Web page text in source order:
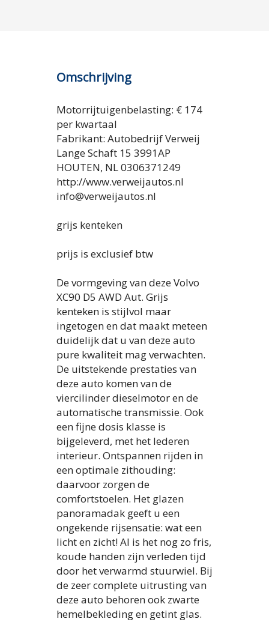
Omschrijving
Motorrijtuigenbelasting: € 174
per kwartaal
Fabrikant: Autobedrijf Verweij
Lange Schaft 15 3991AP
HOUTEN, NL 0306371249
http://www.verweijautos.nl
info@verweijautos.nl
grijs kenteken
prijs is exclusief btw
De vormgeving van deze Volvo
XC90 D5 AWD Aut. Grijs
kenteken is stijlvol maar
ingetogen en dat maakt meteen
duidelijk dat u van deze auto
pure kwaliteit mag verwachten.
De uitstekende prestaties van
deze auto komen van de
viercilinder dieselmotor en de
automatische transmissie. Ook
een fijne dosis klasse is
bijgeleverd, met het lederen
interieur. Ontspannen rijden in
een optimale zithouding:
daarvoor zorgen de
comfortstoelen. Het glazen
panoramadak geeft u een
ongekende rijsensatie: wat een
licht en zicht! Al is het nog zo fris,
koude handen zijn verleden tijd
door het verwarmd stuurwiel. Bij
de zeer complete uitrusting van
deze auto behoren ook zwarte
hemelbekleding en getint glas.